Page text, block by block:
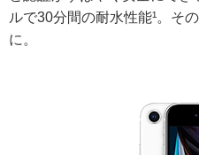
ルで30分間の耐水性能¹。そ
に。